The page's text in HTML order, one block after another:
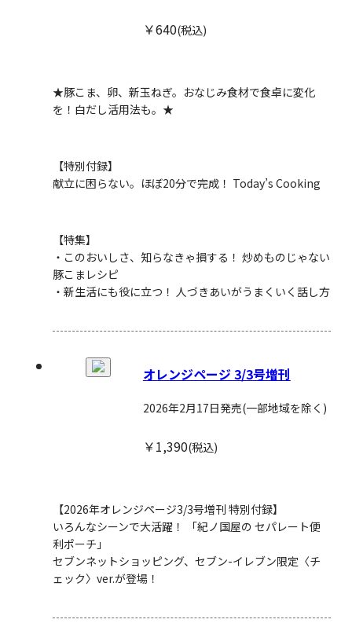
￥640(税込)
★豚こま、卵、新玉ねぎ。おなじみ食材で食卓に変化
を！ 白だし活用法も。 ★
【特別付録】
献立に困らない。ほぼ20分で完成！ Today’s Cooking
【特集】
・このおいしさ、知らなきゃ損する！ 炒めものじゃない
豚こまレシピ
・新生活にも役に立つ！ 人づきあいがうまくいく話し方
オレンジページ 3/3号増刊
2026年2月17日発売(一部地域を除く)
￥1,390(税込)
【2026年オレンジページ3/3号増刊 特別付録】
いろんなシーンで大活躍！ 「紀ノ国屋の セパレート便
利ポーチ」
セブンネットショッピング、セブン-イレブン限定〈チ
ェック〉ver.が登場！